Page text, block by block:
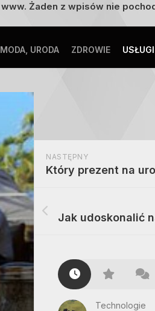
Żaden z wpisów nie
MODA, URODA ZDROWIE USŁUGI
NASTĘPNY
Technologie